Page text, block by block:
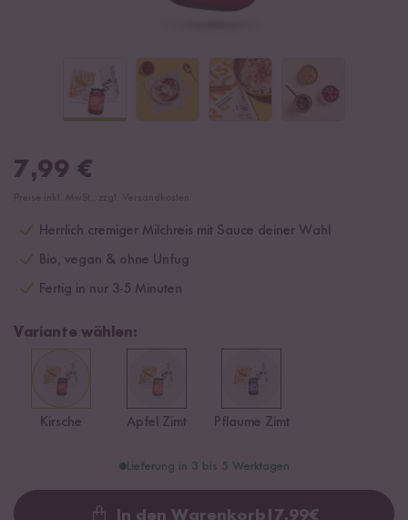
7,99 €
Herrlich cremiger Milchreis mit Sauce deiner Wahl
Bio, vegan & ohne Unfug
Fertig in nur 3-5 Minuten
Variante wählen:
Kirsche Apfel Zimt Pflaume Zimt
Lieferung in 3 bis 5 Werktagen
In den Warenkorb 7,99€